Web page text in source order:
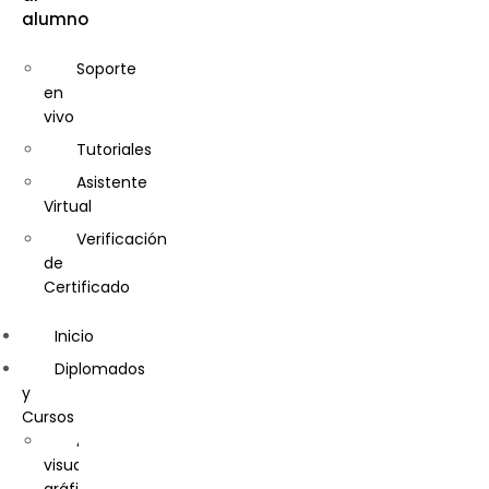
Control
Calidad
Interiores
Diseño
Gráfico
y
de
la
Personal
y
alumno
Soporte
en
vivo
Tutoriales
Asistente
Virtual
Verificación
de
Certificado
Inicio
Diplomados
y
Cursos
Artes
visuales,